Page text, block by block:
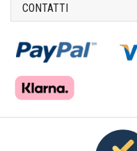
CONTATTI